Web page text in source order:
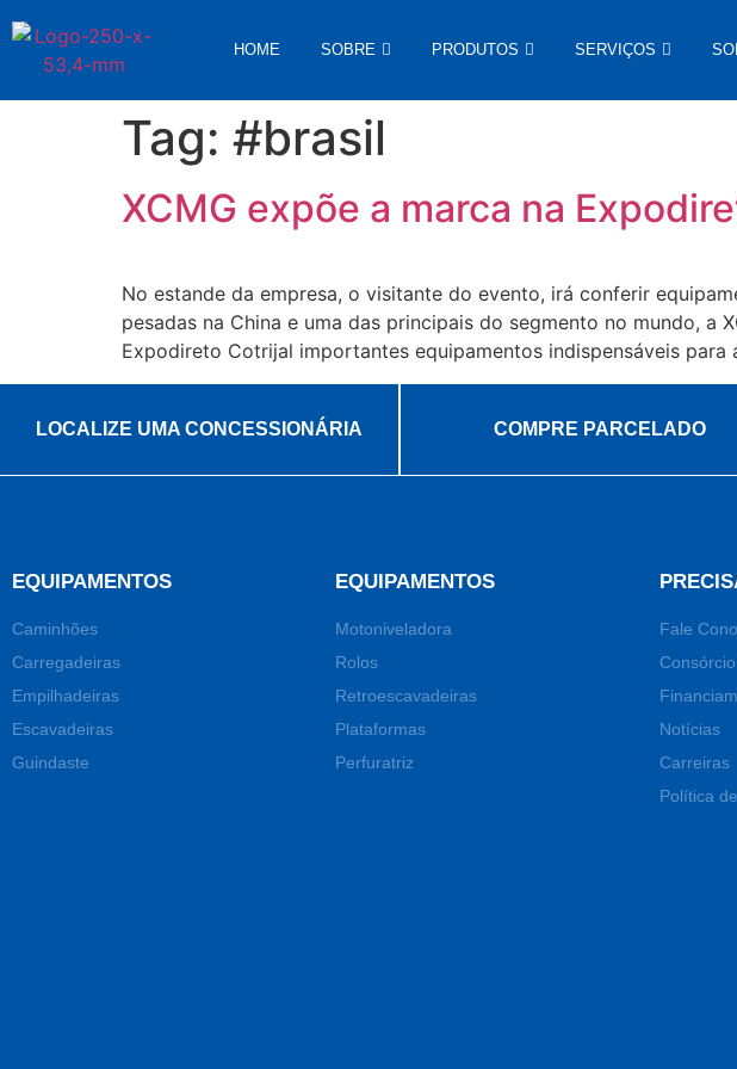
HOME SOBRE PRODUTOS SERVIÇOS
Tag: #brasil
XCMG expõe a marca na
No estande da empresa, o visitante do evento, irá conferir
pesadas na China e uma das principais do segmento no mundo, a
Expodireto Cotrijal importantes equipamentos indispensáveis
LOCALIZE UMA CONCESSIONÁRIA COMPRE PARCELADO
EQUIPAMENTOS
Caminhões
Carregadeiras
Empilhadeiras
Escavadeiras
Guindaste
EQUIPAMENTOS
Motoniveladora
Rolos
Retroescavadeiras
Plataformas
Perfuratriz
Fale
Notícias
Carreiras
Política